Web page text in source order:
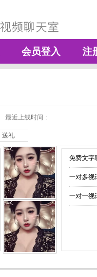
会员登入 注
最近上线时间 :
送礼
免费文
一对多
一对一